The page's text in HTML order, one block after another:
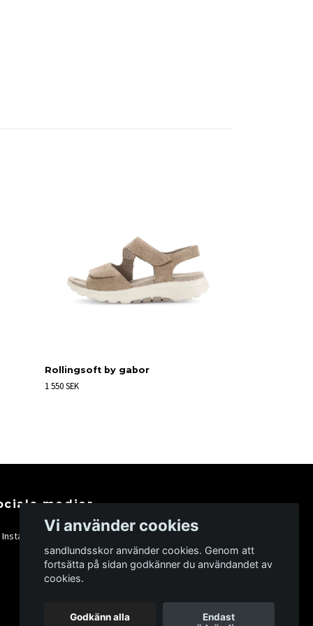
Rollingsoft by gabor
1 550 SEK
medier
Instagram
Vi använder cookies
sandlundsskor använder cookies. Genom att
fortsätta på sidan godkänner du användandet av
cookies.
Godkänn alla
Endast